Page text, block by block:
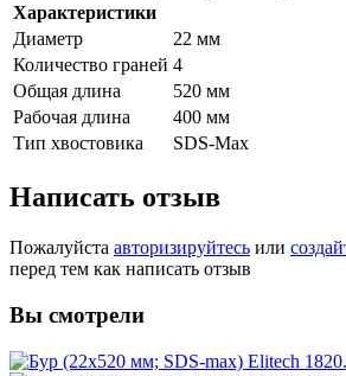
Характеристики
Диаметр
22 мм
Количество граней 4
Общая длина
520 мм
Рабочая длина
400 мм
Тип хвостовика
SDS-Max
Написать отзыв
Пожалуйста авторизируйтесь или
перед тем как написать отзыв
Вы смотрели